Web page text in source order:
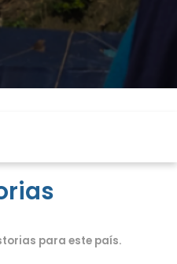
para este país.